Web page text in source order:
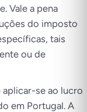
Vale a pena
do imposto
tais
ou de
se ao lucro
em Portugal. A